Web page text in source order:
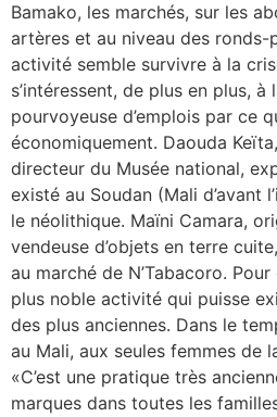
Bamako, les marchés, sur les
artères et au niveau des
activité semble survivre à la
s’intéressent, de plus en plus,
pourvoyeuse d’emplois par ce
économiquement. Daouda
directeur du Musée national,
existé au Soudan (Mali d’avant
le néolithique. Maïni Camara,
vendeuse d’objets en terre
au marché de N’Tabacoro.
plus noble activité qui puisse
des plus anciennes. Dans le
au Mali, aux seules femmes de
«C’est une pratique très
marques dans toutes les